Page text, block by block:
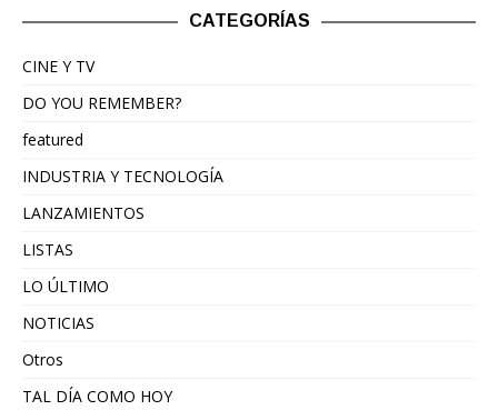
CATEGORÍAS
CINE Y TV
DO YOU REMEMBER?
featured
INDUSTRIA Y TECNOLOGÍA
LANZAMIENTOS
LISTAS
LO ÚLTIMO
NOTICIAS
Otros
TAL DÍA COMO HOY